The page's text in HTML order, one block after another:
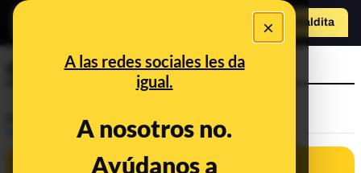
×
A las redes sociales les da
igual.
A nosotros no.
Ayúdanos a
Hazte Maldito
a
deshidratación